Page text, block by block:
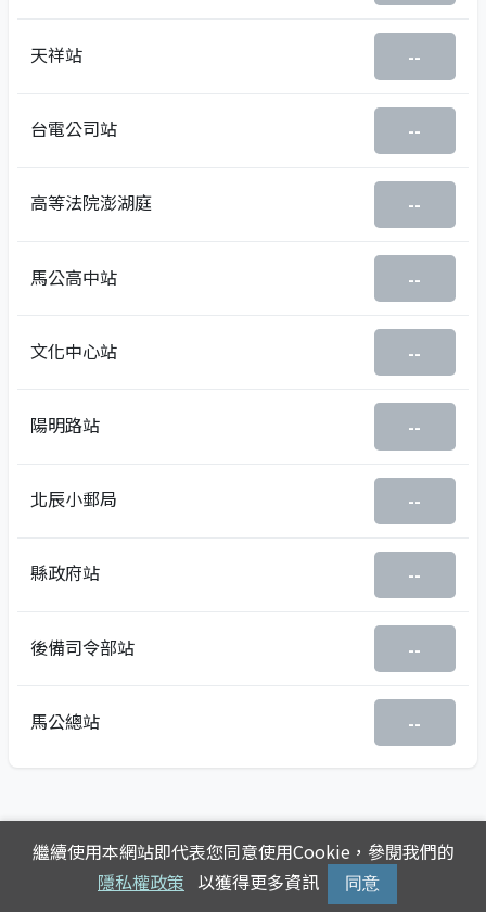
天祥站 --
台電公司站 --
高等法院澎湖庭 --
馬公高中站 --
文化中心站 --
陽明路站 --
北辰小郵局 --
縣政府站 --
後備司令部站 --
馬公總站 --
繼續使用本網站即代表您同意使用Cookie，參閱我們的
隱私權政策 以獲得更多資訊 同意